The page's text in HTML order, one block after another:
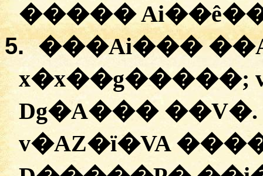
�����
5. ���Ai��� �
x�x��g�����;
Dg�A�����V�.
v�AZ�ï�VA�